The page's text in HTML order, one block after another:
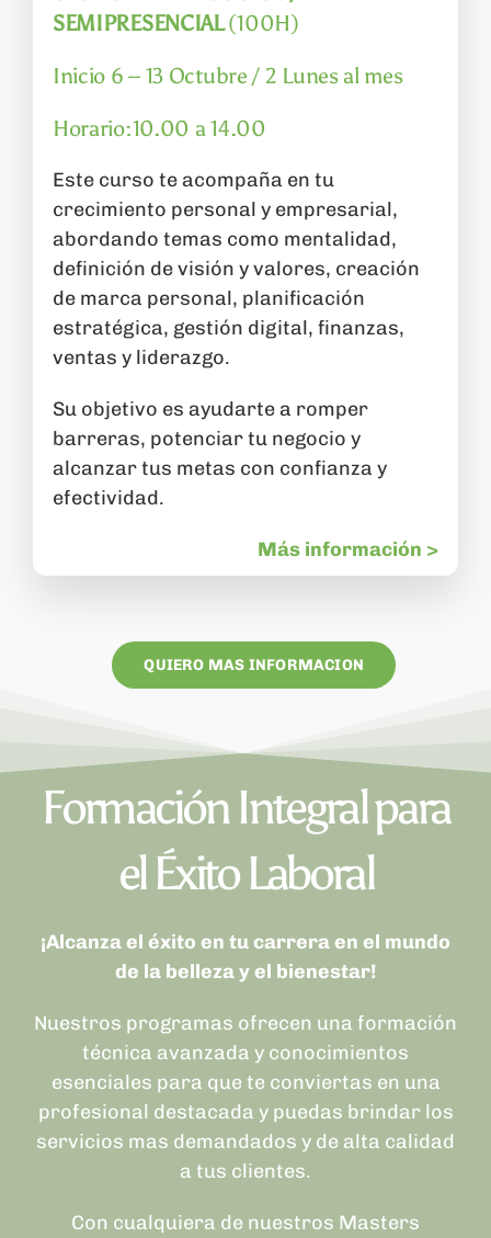
SEMIPRESENCIAL(100H)
Inicio 6 – 13 Octubre / 2 Lunes al mes
Horario:10.00 a 14.00
Este curso te acompaña en tu
crecimiento personal y empresarial,
abordando temas como mentalidad,
definición de visión y valores, creación
de marca personal, planificación
estratégica, gestión digital, finanzas,
ventas y liderazgo.
Su objetivo es ayudarte a romper
barreras, potenciar tu negocio y
alcanzar tus metas con confianza y
efectividad.
Más información >
QUIERO MAS INFORMACION
Formación Integral para
el Éxito Laboral
¡Alcanza el éxito en tu carrera en el mundo
de la belleza y el bienestar!
Nuestros programas ofrecen una formación
técnica avanzada y conocimientos
esenciales para que te conviertas en una
profesional destacada y puedas brindar los
servicios mas demandados y de alta calidad
a tus clientes.
Con cualquiera de nuestros Masters